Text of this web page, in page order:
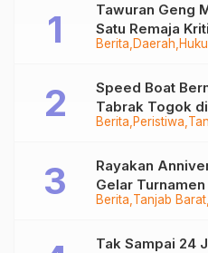
Berita Daerah
Tawuran Geng
Satu Remaja
Ditangkap
Berita Peristiwa
Speed Boat
Tabrak Togok
Sempat Hilang
Berita Tanjab Barat
Rayakan
Gelar
Juta
Tak Sampai 24